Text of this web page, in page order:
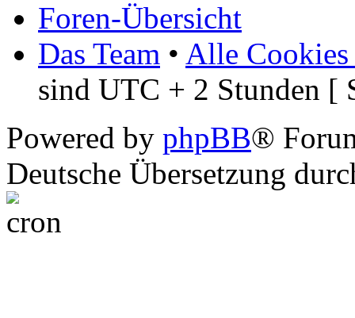
Foren-Übersicht
Das Team • Alle Cookies
sind UTC + 2 Stunden [
Powered by phpBB®
Deutsche Übersetzung